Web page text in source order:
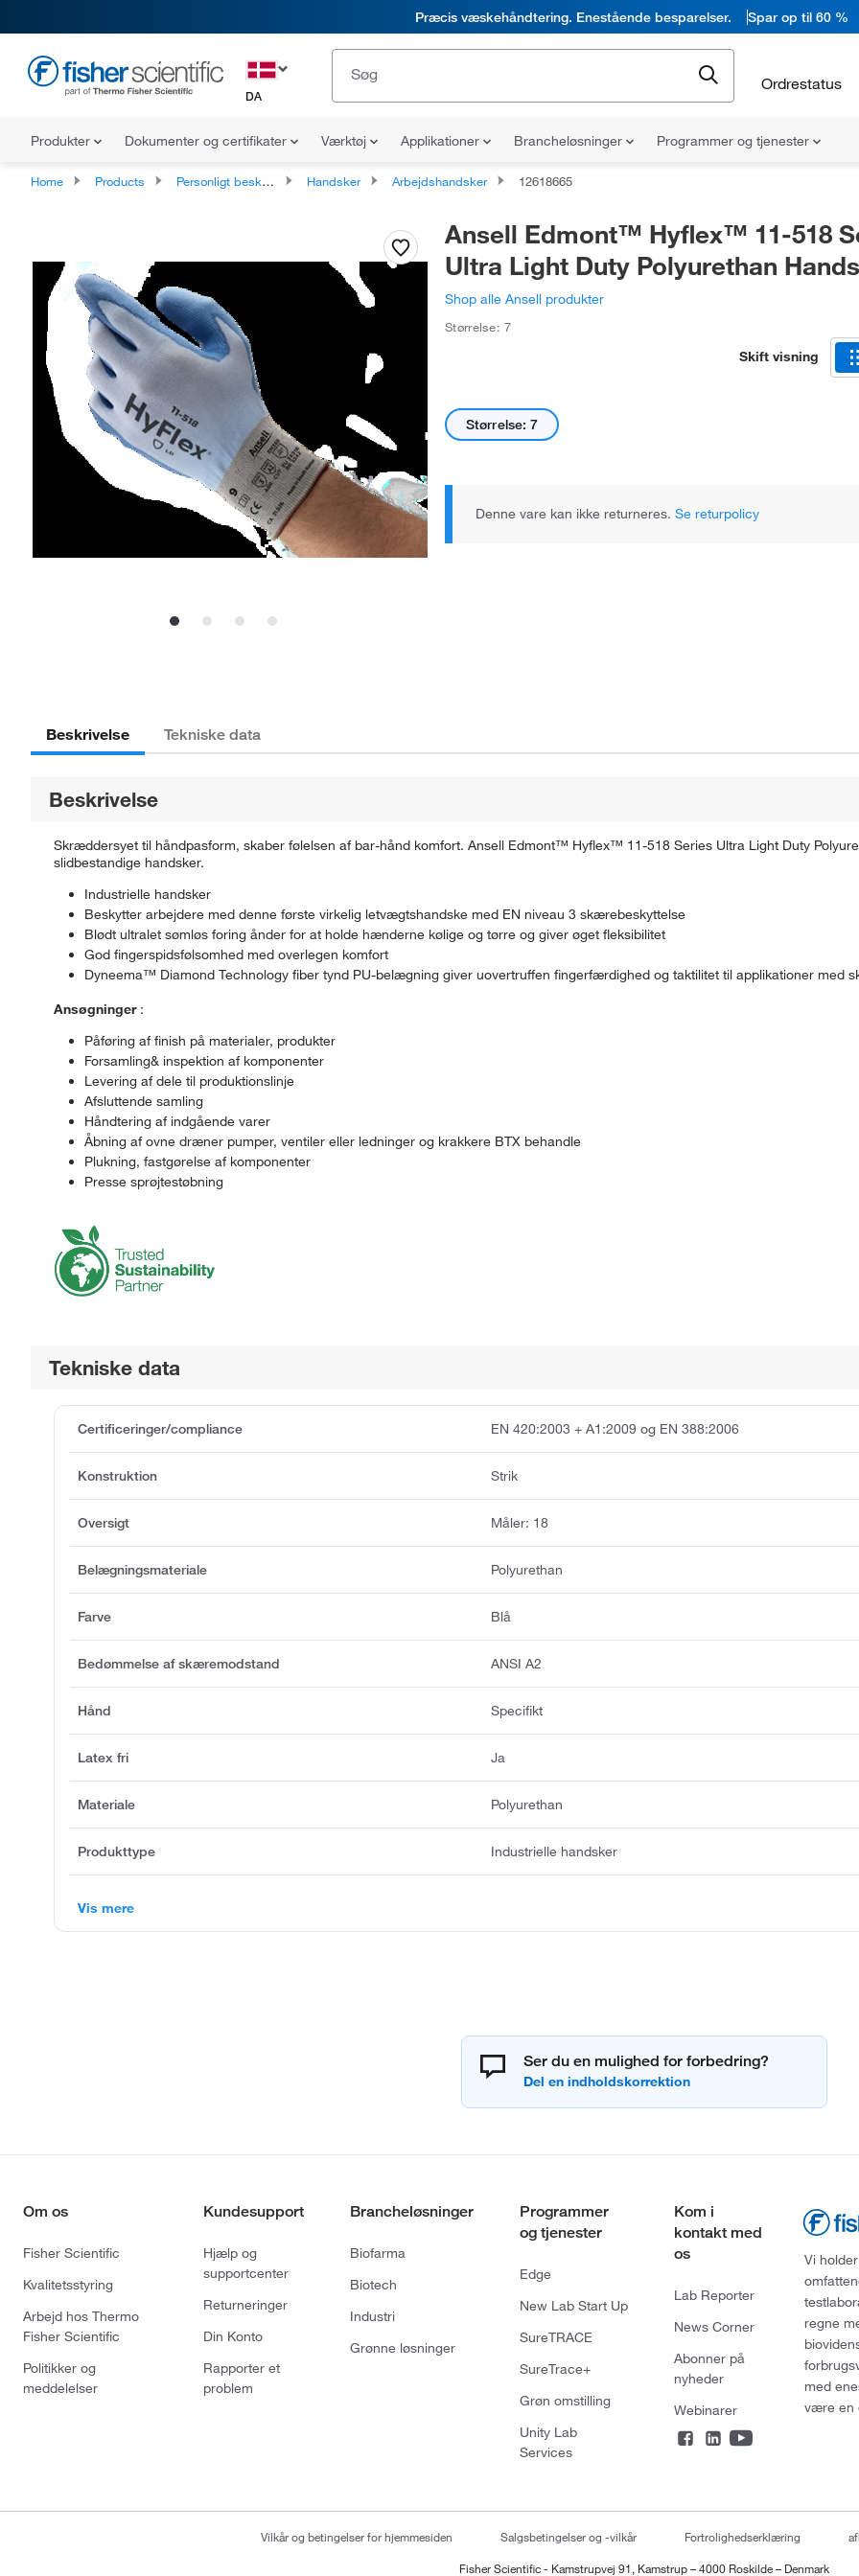
Præcis væskehåndtering. Enestående besparelser. Spar op til 60 %
DA
Ordrestatus
Produkter Dokumenter og certifikater Værktøj Applikationer Brancheløsninger Programmer og tjenester
Home Products Personligt beskyttelsesudstyr Handsker Arbejdshandsker 12618665
Ansell Edmont™ Hyflex™ 11-518
Ultra Light Duty Polyurethan
Shop alle Ansell produkter
Størrelse: 7
Skift visning
Størrelse: 7
Denne vare kan ikke returneres. Se returpolicy
Beskrivelse Tekniske data
Beskrivelse
Skræddersyet til håndpasform, skaber følelsen af bar-hånd komfort. Ansell Edmont™ Hyflex™ 11-518 Series Ultra Light Duty
slidbestandige handsker.
Industrielle handsker
Beskytter arbejdere med denne første virkelig letvægtshandske med EN niveau 3 skærebeskyttelse
Blødt ultralet sømløs foring ånder for at holde hænderne kølige og tørre og giver øget fleksibilitet
God fingerspidsfølsomhed med overlegen komfort
Dyneema™ Diamond Technology fiber tynd PU-belægning giver uovertruffen fingerfærdighed og taktilitet til applikationer med
Ansøgninger:
Påføring af finish på materialer, produkter
Forsamling& inspektion af komponenter
Levering af dele til produktionslinje
Afsluttende samling
Håndtering af indgående varer
Åbning af ovne dræner pumper, ventiler eller ledninger og krakkere BTX behandle
Plukning, fastgørelse af komponenter
Presse sprøjtestøbning
Tekniske data
Certificeringer/compliance EN 420:2003 + A1:2009 og EN 388:2006
Konstruktion Strik
Oversigt Måler: 18
Belægningsmateriale Polyurethan
Farve Blå
Bedømmelse af skæremodstand ANSI A2
Hånd Specifikt
Latex fri Ja
Materiale Polyurethan
Produkttype Industrielle handsker
Vis mere
Ser du en mulighed for forbedring?
Om os
Fisher Scientific
Kvalitetsstyring
Arbejd hos Thermo
Fisher Scientific
Politikker og
meddelelser
Kundesupport
Hjælp og
supportcenter
Returneringer
Din Konto
Rapporter et
problem
Brancheløsninger
Biofarma
Biotech
Industri
Grønne løsninger
Programmer
og tjenester
Edge
New Lab Start Up
SureTRACE
SureTrace+
Grøn omstilling
Unity Lab
Services
Kom i
kontakt med
os
Lab Reporter
News Corner
Abonner på
nyheder
Webinarer
Vi
regne
med
være en
Vilkår og betingelser for hjemmesiden Salgsbetingelser og -vilkår Fortrolighedserklæring
Fisher Scientific - Kamstrupvej 91, Kamstrup – 4000 Roskilde – Denmark